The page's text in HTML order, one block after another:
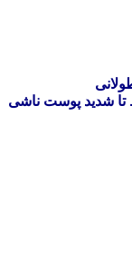
شدید پوست ناشی